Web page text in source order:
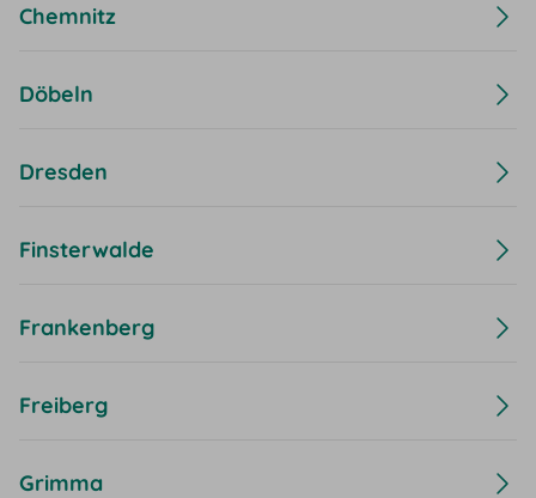
Chemnitz
Döbeln
Dresden
Finsterwalde
Frankenberg
Freiberg
Grimma